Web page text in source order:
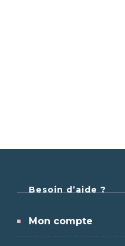
Besoin d’aide ?
Mon compte